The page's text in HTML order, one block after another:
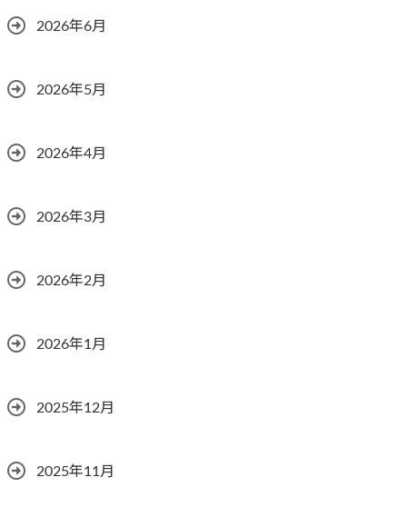
2026年6月
2026年5月
2026年4月
2026年3月
2026年2月
2026年1月
2025年12月
2025年11月